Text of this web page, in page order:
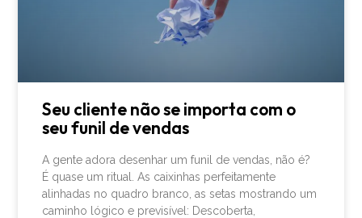
Seu cliente não se importa com o
seu funil de vendas
A gente adora desenhar um funil de vendas, não é?
É quase um ritual. As caixinhas perfeitamente
alinhadas no quadro branco, as setas mostrando um
caminho lógico e previsível: Descoberta,